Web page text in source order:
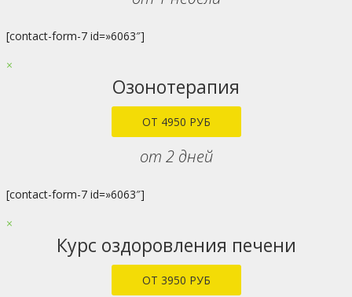
[contact-form-7 id=»6063″]
×
Озонотерапия
ОТ 4950 РУБ
от 2 дней
[contact-form-7 id=»6063″]
×
Курс оздоровления печени
ОТ 3950 РУБ